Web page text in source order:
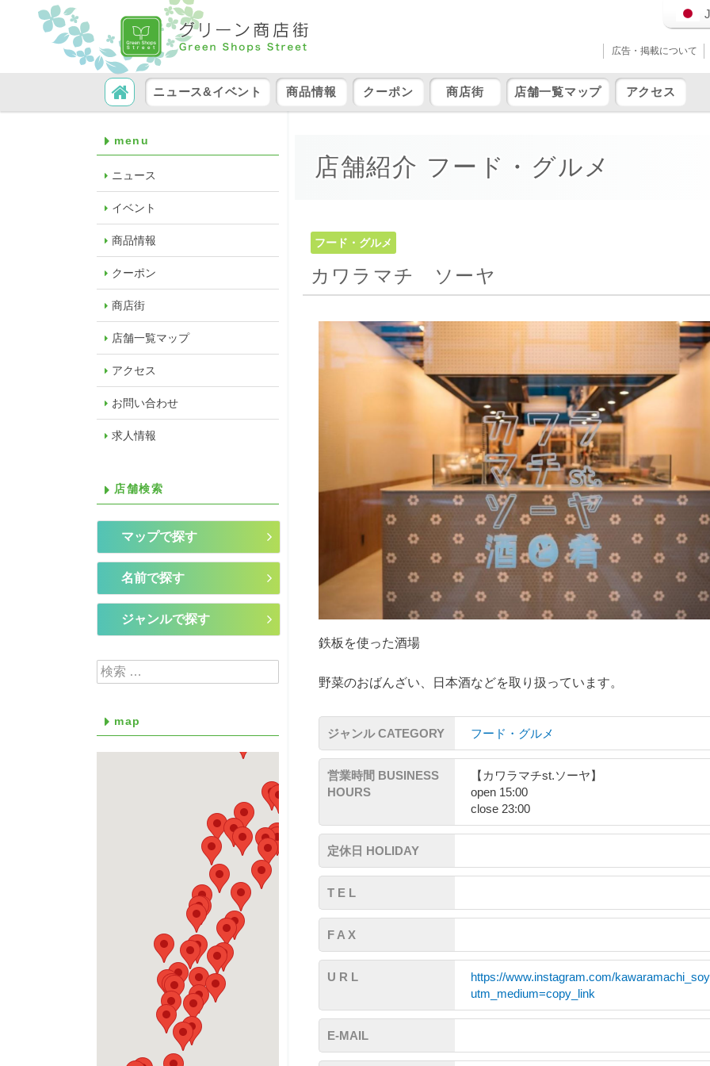
広告・掲載について
検索 コンテンツへ移動
ニュース&イベント 商品情報 クーポン 商店街 店舗一覧マップ アクセス
店舗紹介 フード・グルメ
フード・グルメ
カワラマチ ソーヤ
鉄板を使った酒場
野菜のおばんざい、日本酒などを取り扱っています。
ジャンル CATEGORY フード・グルメ
営業時間 BUSINESS
HOURS
【カワラマチst.ソーヤ】
open 15:00
close 23:00
定休日 HOLIDAY
T E L
F A X
U R L
https://www.instagram.com/
utm_medium=copy_link
E-MAIL
menu
ニュース
イベント
商品情報
クーポン
商店街
店舗一覧マップ
アクセス
お問い合わせ
求人情報
店舗検索
マップで探す
名前で探す
ジャンルで探す
検索:
map